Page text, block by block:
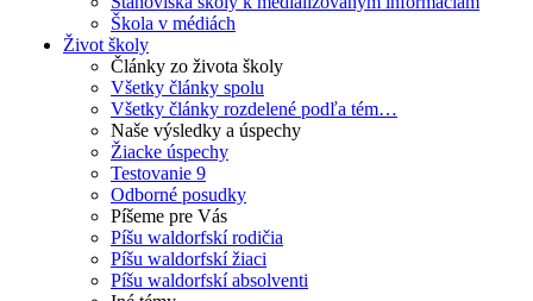
Škola v médiách
Život školy
Články zo života školy
Všetky články spolu
Všetky články rozdelené podľa tém…
Naše výsledky a úspechy
Žiacke úspechy
Testovanie 9
Odborné posudky
Píšeme pre Vás
Píšu waldorfskí rodičia
Píšu waldorfskí žiaci
Píšu waldorfskí absolventi